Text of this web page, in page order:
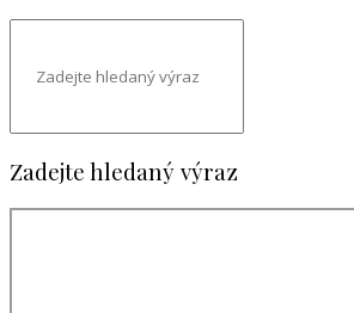
Zadejte hledaný výraz